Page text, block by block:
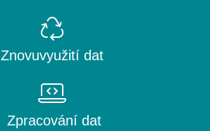
Znovuvyužití dat
Zpracování dat